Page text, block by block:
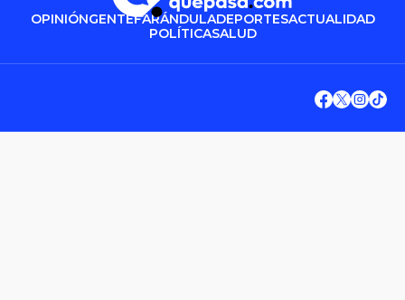
OPINIÓNGENTEFARÁNDULADEPORTESACTUALIDAD
POLÍTICASALUD